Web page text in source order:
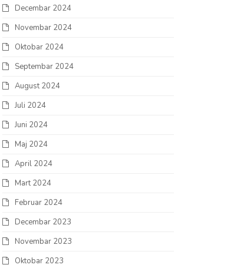
Decembar 2024
Novembar 2024
Oktobar 2024
Septembar 2024
August 2024
Juli 2024
Juni 2024
Maj 2024
April 2024
Mart 2024
Februar 2024
Decembar 2023
Novembar 2023
Oktobar 2023